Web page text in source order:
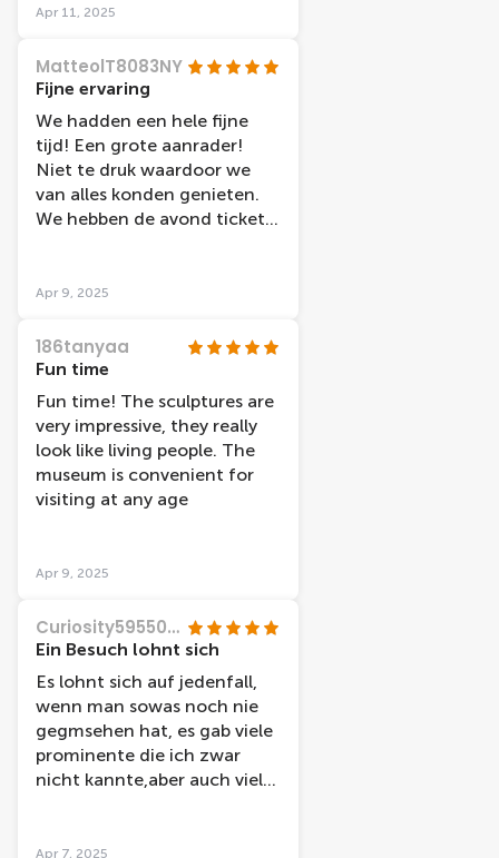
bezoek en hebben veel
Apr 11, 2025
MatteolT8083NY
Fijne ervaring
We hadden een hele fijne
tijd! Een grote aanrader!
Niet te druk waardoor we
van alles konden genieten.
We hebben de avond tickets
Apr 9, 2025
186tanyaa
Fun time
Fun time! The sculptures are
very impressive, they really
look like living people. The
museum is convenient for
visiting at any age
Apr 9, 2025
Curiosity59550787595
Ein Besuch lohnt sich
Es lohnt sich auf jedenfall,
wenn man sowas noch nie
gegmsehen hat, es gab viele
prominente die ich zwar
nicht kannte,aber auch viele
Apr 7, 2025